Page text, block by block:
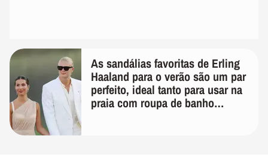
As sandálias favoritas de Erling
Haaland para o verão são um par
perfeito, ideal tanto para usar na
praia com roupa de banho